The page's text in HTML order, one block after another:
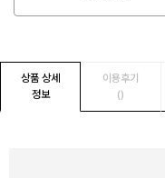
상품 상세
정보
이용후기
()